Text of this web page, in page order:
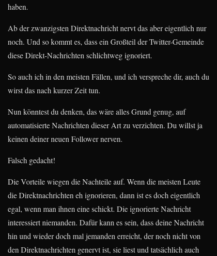
haben.
Ab der zwanzigsten Direktnachricht nervt das aber eigentlich nur
noch. Und so kommt es, dass ein Großteil der Twitter-Gemeinde
diese Direkt-Nachrichten schlichtweg ignoriert.
So auch ich in den meisten Fällen, und ich verspreche dir, auch du
wirst das nach kurzer Zeit tun.
Nun könntest du denken, das wäre alles Grund genug, auf
automatisierte Nachrichten dieser Art zu verzichten. Du willst ja
keinen deiner neuen Follower nerven.
Falsch gedacht!
Die Vorteile wiegen die Nachteile auf. Wenn die meisten Leute
die Direktnachrichten eh ignorieren, dann ist es doch eigentlich
egal, wenn man ihnen eine schickt. Die ignorierte Nachricht
interessiert niemanden. Dafür kann es sein, dass deine Nachricht
hin und wieder doch mal jemanden erreicht, der noch nicht von
den Direktnachrichten genervt ist, sie liest und tatsächlich auch